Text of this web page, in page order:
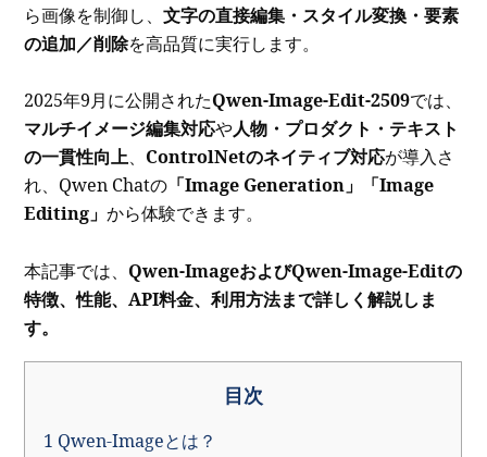
ら画像を制御し、文字の直接編集・スタイル変換・要素
の追加／削除を高品質に実行します。
2025年9月に公開されたQwen-Image-Edit-2509では、
マルチイメージ編集対応や人物・プロダクト・テキスト
の一貫性向上、 ControlNetのネイティブ対応が導入さ
れ、Qwen Chatの 「Image Generation」「Image
Editing」から体験できます。
本記事では、 Qwen-ImageおよびQwen-Image-Editの
特徴、性能、API料金、利用方法まで詳しく解説しま
す。
目次
1 Qwen-Imageとは？